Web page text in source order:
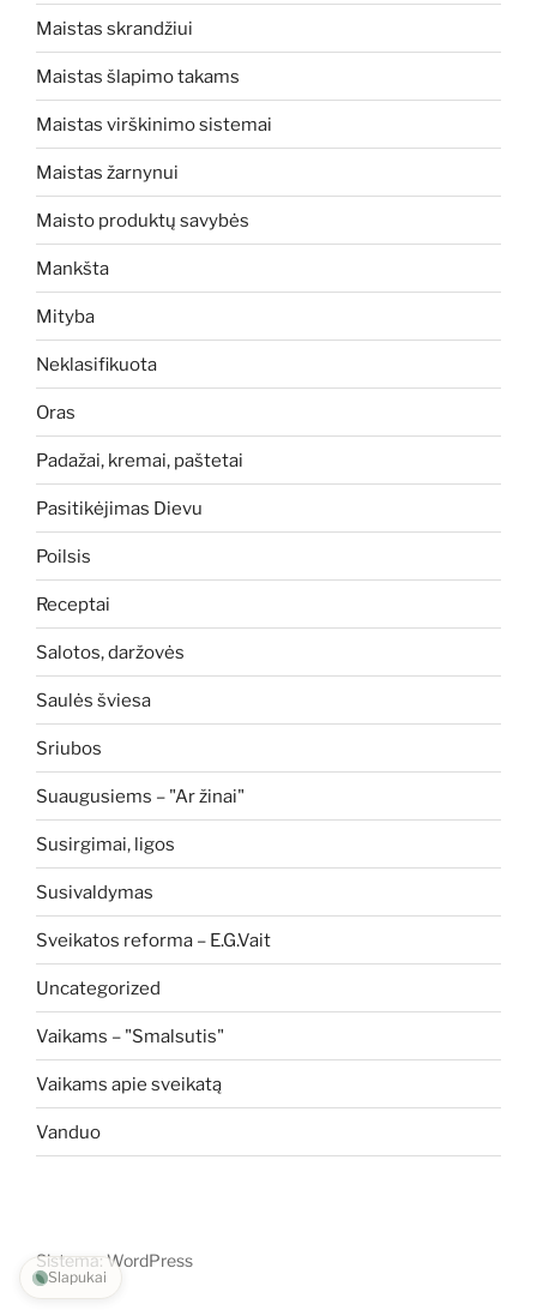
Maistas skrandžiui
Maistas šlapimo takams
Maistas virškinimo sistemai
Maistas žarnynui
Maisto produktų savybės
Mankšta
Mityba
Neklasifikuota
Oras
Padažai, kremai, paštetai
Pasitikėjimas Dievu
Poilsis
Receptai
Salotos, daržovės
Saulės šviesa
Sriubos
Suaugusiems – "Ar žinai"
Susirgimai, ligos
Susivaldymas
Sveikatos reforma – E.G.Vait
Uncategorized
Vaikams – "Smalsutis"
Vaikams apie sveikatą
Vanduo
Sistema: WordPress
Slapukai